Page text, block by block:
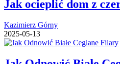
Jak ocieplić dom z
Kazimierz Górny
2025-05-13